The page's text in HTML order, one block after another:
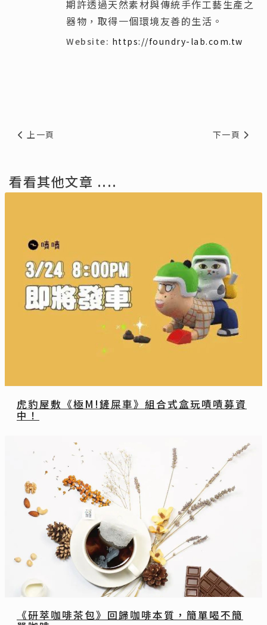
期許透過天然素材與傳統手作工藝生產之
器物，取得一個環境友善的生活。
Website: https://foundry-lab.com.tw
上一篇文章: 【2024工藝之夢特展】從日常看見工藝與生活
上一頁 下一篇文章:
下一頁
看看其他文章 ....
虎豹屋敷《極M!鏟屎車》組合式盒玩嘖嘖募資
中！
《研萃咖啡茶包》回歸咖啡本質，簡單喝不簡